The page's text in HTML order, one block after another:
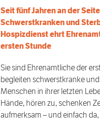
Seit fünf Jahren an der
Schwerstkranken und
Hospizdienst ehrt
ersten Stunde
Sie sind Ehrenamtliche der
begleiten schwerstkranke
Menschen in ihrer letzten
Hände, hören zu, schenken
aufmerksam – und einfach